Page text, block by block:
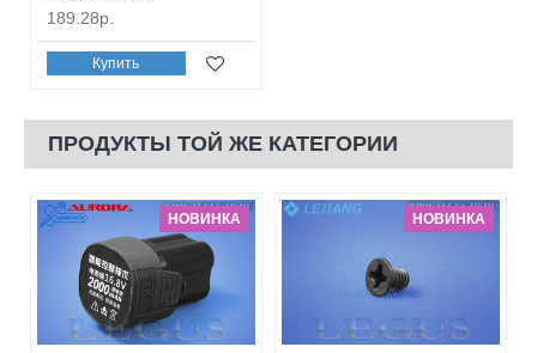
189.28р.
Купить
ПРОДУКТЫ ТОЙ ЖЕ КАТЕГОРИИ
НОВИНКА НОВИНКА